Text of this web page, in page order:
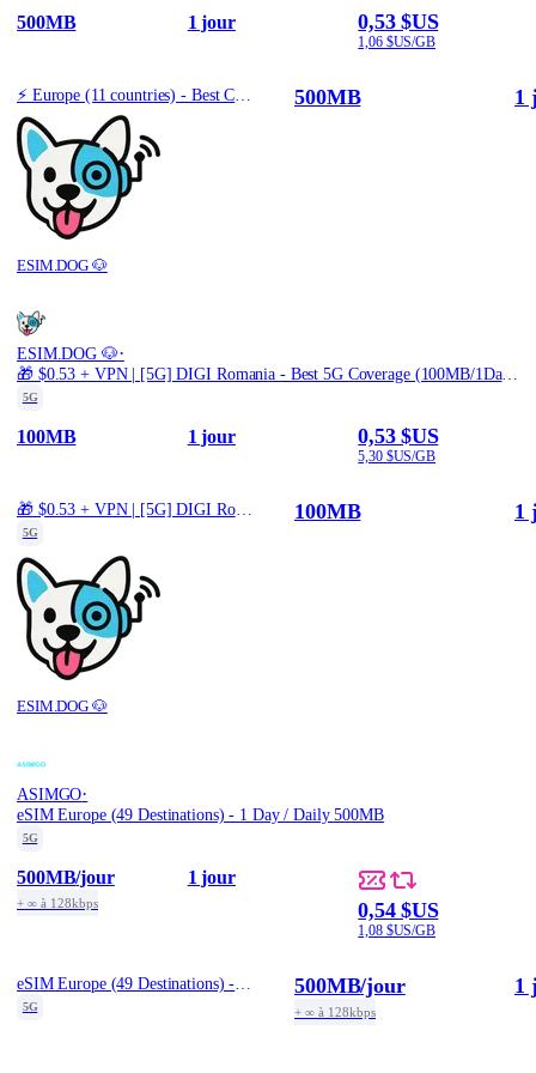
500MB 1 jour 0,53 $US
1,06 $US/GB
ESIM.DOG 🐶
500MB 1
ESIM.DOG 🐶·
🎁 $0.53 + VPN | [5G] DIGI Romania - Best 5G Coverage (100MB/1Days) - Black route
5G
100MB 1 jour 0,53 $US
5,30 $US/GB
🎁 $0.53 + VPN | [5G] DIGI Romania - Best 5G Coverage (100MB/1Days) - Black route
5G
ESIM.DOG 🐶
100MB 1
ASIMGO·
eSIM Europe (49 Destinations) - 1 Day / Daily 500MB
5G
500MB/jour
+ ∞ à 128kbps
1 jour
0,54 $US
1,08 $US/GB
5G
500MB/jour
+ ∞ à 128kbps
1